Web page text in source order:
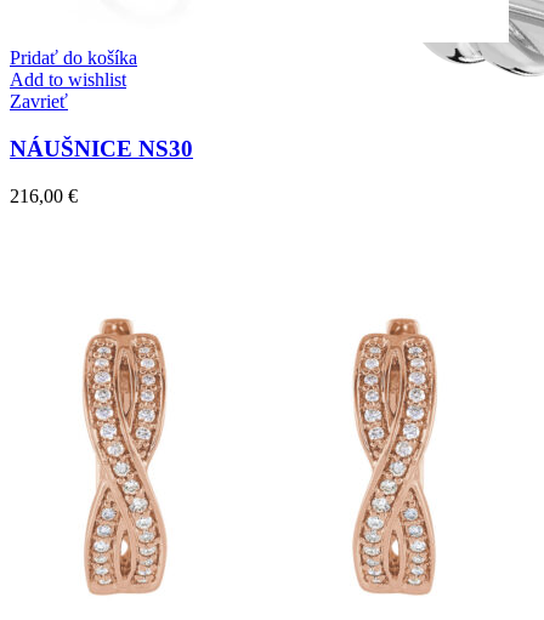
Twist Elegance
Zásnubné prstne z kolekcie Twist Elegance.
Pridať do košíka
Add to wishlist
Zavrieť
NÁUŠNICE NS30
216,00 €